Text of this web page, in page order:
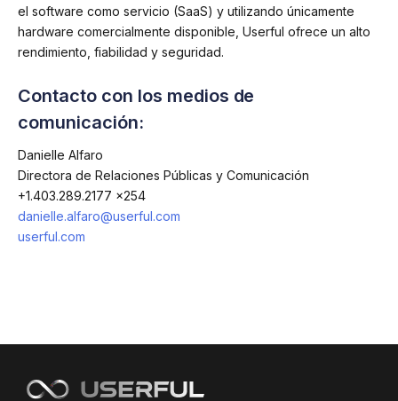
el software como servicio (SaaS) y utilizando únicamente
hardware comercialmente disponible, Userful ofrece un alto
rendimiento, fiabilidad y seguridad.
Contacto con los medios de
comunicación:
Danielle Alfaro
Directora de Relaciones Públicas y Comunicación
+1.403.289.2177 x254
danielle.alfaro@userful.com
userful.com